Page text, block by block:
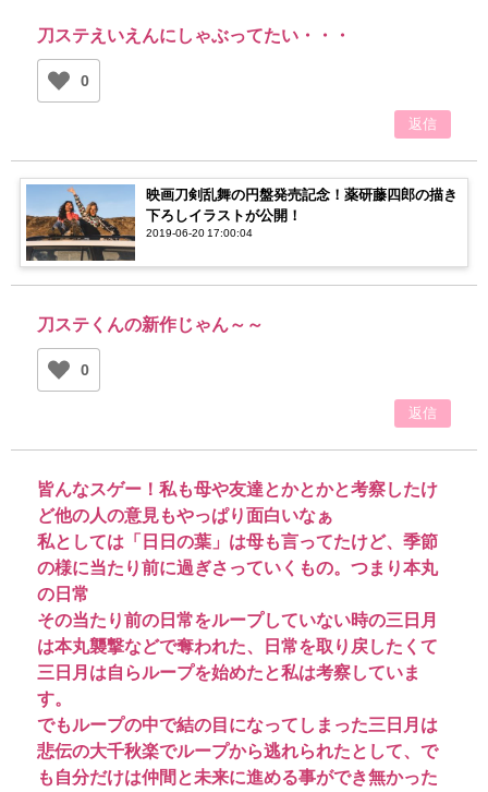
刀ステえいえんにしゃぶってたい・・・
0
返信
映画刀剣乱舞の円盤発売記念！薬研藤四郎の描き
下ろしイラストが公開！
2019-06-20 17:00:04
刀ステくんの新作じゃん～～
0
返信
皆んなスゲー！私も母や友達とかとかと考察したけ
ど他の人の意見もやっぱり面白いなぁ
私としては「日日の葉」は母も言ってたけど、季節
の様に当たり前に過ぎさっていくもの。つまり本丸
の日常
その当たり前の日常をループしていない時の三日月
は本丸襲撃などで奪われた、日常を取り戻したくて
三日月は自らループを始めたと私は考察していま
す。
でもループの中で結の目になってしまった三日月は
悲伝の大千秋楽でループから逃れられたとして、で
も自分だけは仲間と未来に進める事ができ無かった